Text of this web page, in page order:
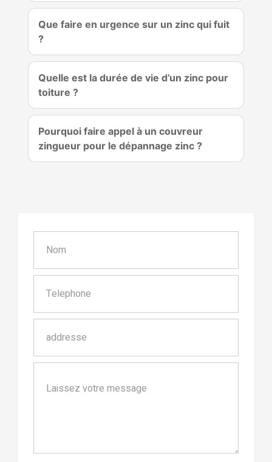
Que faire en urgence sur un zinc qui fuit
?
Quelle est la durée de vie d’un zinc pour
toiture ?
Pourquoi faire appel à un couvreur
zingueur pour le dépannage zinc ?